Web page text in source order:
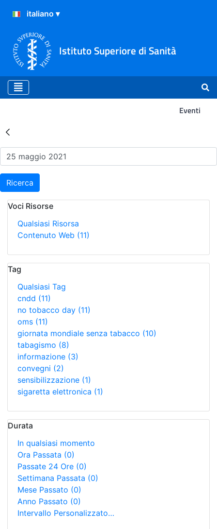
Istituto Superiore di Sanità
Eventi
Risultati della Ricerca -
Ricerca
Voci Risorse
Qualsiasi Risorsa
Contenuto Web (11)
Tag
Qualsiasi Tag
cndd (11)
no tobacco day (11)
oms (11)
giornata mondiale senza tabacco (10)
tabagismo (8)
informazione (3)
convegni (2)
sensibilizzazione (1)
sigaretta elettronica (1)
Durata
In qualsiasi momento
Ora Passata (0)
Passate 24 Ore (0)
Settimana Passata (0)
Mese Passato (0)
Anno Passato (0)
Intervallo Personalizzato…